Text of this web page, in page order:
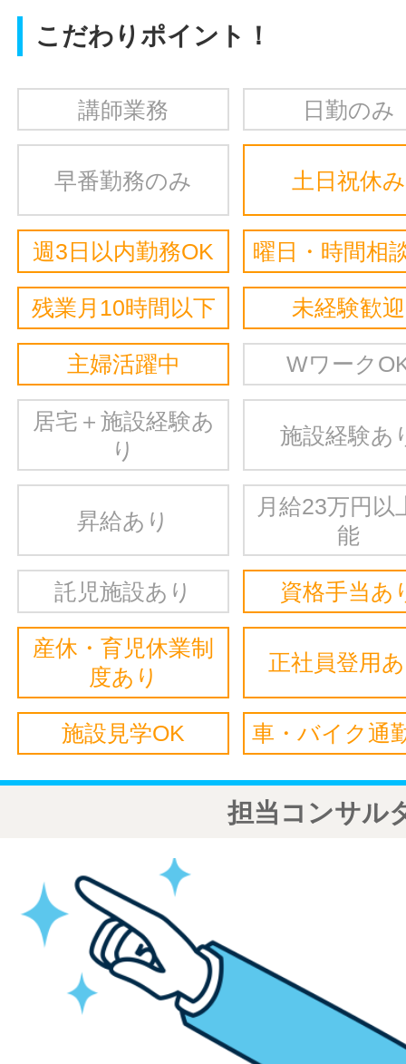
こだわりポイント！
講師業務 日勤のみ
早番勤務のみ 土日祝休み
週3日以内勤務OK 曜日・時間相
残業月10時間以下 未経験歓迎
主婦活躍中 Wワーク
居宅＋施設経験あ
り
施設経験あ
昇給あり
月給23万円以
能
託児施設あり 資格手当あ
産休・育児休業制
度あり
正社員登用
施設見学OK 車・バイク通
担当コンサル